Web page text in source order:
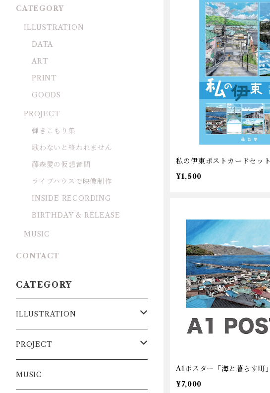
私の伊東ポストカードセット
¥1,500
A1ポスター「海と暮らす町」
¥7,000
CATEGORY
ILLUSTRATION
DATA
ART
PRINT
GOODS
PROJECT
弾きこもり集
歌わないと終われません
藤森愛の仮想音間
ライブハウスで映像制作
INSIDE RECORDING
BIRTHDAY & RELEASE
MUSIC
CONTACT
CATEGORY
ILLUSTRATION
DATA
ART
PROJECT
弾きこもり集
MUSIC